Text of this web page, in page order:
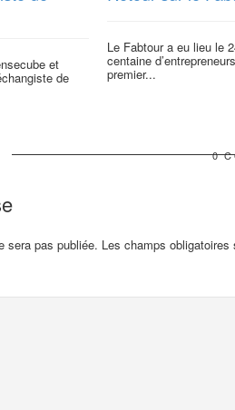
et
de
Le Fabtour a eu lieu le
centaine
premier...
0
sera pas publiée. Les champs